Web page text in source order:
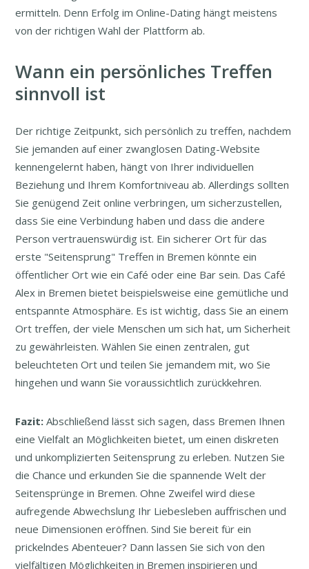
ermitteln. Denn Erfolg im Online-Dating hängt meistens
von der richtigen Wahl der Plattform ab.
Wann ein persönliches Treffen
sinnvoll ist
Der richtige Zeitpunkt, sich persönlich zu treffen, nachdem
Sie jemanden auf einer zwanglosen Dating-Website
kennengelernt haben, hängt von Ihrer individuellen
Beziehung und Ihrem Komfortniveau ab. Allerdings sollten
Sie genügend Zeit online verbringen, um sicherzustellen,
dass Sie eine Verbindung haben und dass die andere
Person vertrauenswürdig ist. Ein sicherer Ort für das
erste "Seitensprung" Treffen in Bremen könnte ein
öffentlicher Ort wie ein Café oder eine Bar sein. Das Café
Alex in Bremen bietet beispielsweise eine gemütliche und
entspannte Atmosphäre. Es ist wichtig, dass Sie an einem
Ort treffen, der viele Menschen um sich hat, um Sicherheit
zu gewährleisten. Wählen Sie einen zentralen, gut
beleuchteten Ort und teilen Sie jemandem mit, wo Sie
hingehen und wann Sie voraussichtlich zurückkehren.
Fazit: Abschließend lässt sich sagen, dass Bremen Ihnen
eine Vielfalt an Möglichkeiten bietet, um einen diskreten
und unkomplizierten Seitensprung zu erleben. Nutzen Sie
die Chance und erkunden Sie die spannende Welt der
Seitensprünge in Bremen. Ohne Zweifel wird diese
aufregende Abwechslung Ihr Liebesleben auffrischen und
neue Dimensionen eröffnen. Sind Sie bereit für ein
prickelndes Abenteuer? Dann lassen Sie sich von den
vielfältigen Möglichkeiten in Bremen inspirieren und